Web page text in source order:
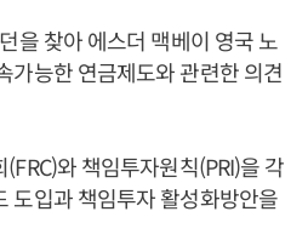
을 찾아 에스더 맥베이 영국 노
가능한 연금제도와 관련한 의견
와 책임투자원칙(PRI)을 각
도입과 책임투자 활성화방안을